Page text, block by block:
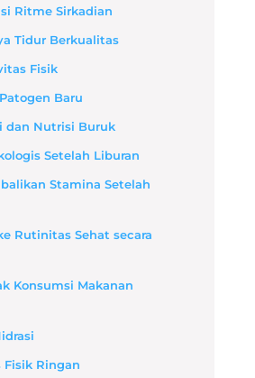
Ritme Sirkadian
Tidur Berkualitas
Fisik
Baru
dan Nutrisi Buruk
Setelah Liburan
Stamina Setelah
Rutinitas Sehat secara
Konsumsi Makanan
Ringan